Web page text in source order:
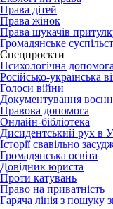
Права дітей
Права жінок
Права шукачів
Громадянське
Спецпроєкти
Психологічна допомога
Російсько-українська
Голоси війни
Документування
Правова допомога
Онлайн-бібліотека
Дисидентський рух в
Історії свавільно
Громадянська освіта
Довідник юриста
Проти катувань
Право на приватність
Гаряча лінія з пошуку